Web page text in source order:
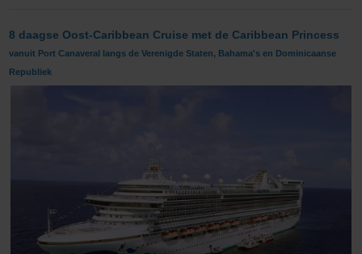
8 daagse Oost-Caribbean Cruise met de Caribbean Princess
vanuit Port Canaveral langs de Verenigde Staten, Bahama's en Dominicaanse
Republiek